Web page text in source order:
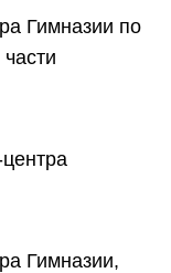
Гимназии по
Гимназии,